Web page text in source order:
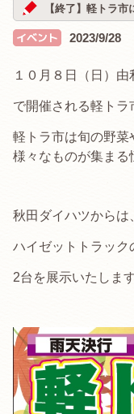
【終了】軽トラ市
2023/9/28
１０月８日（日）
で開催される軽ト
軽トラ市は旬の野菜
様々なものが集ま
秋田ダイハツからは
ハイゼットトラッ
2台を展示いたしま